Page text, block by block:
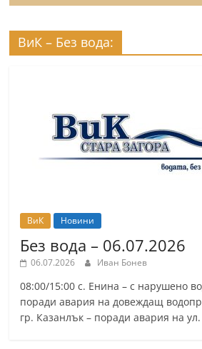
ВиК – Без вода:
ВиК Новини
Без вода – 06.07.2026
06.07.2026 Иван Бонев
08:00/15:00 с. Енина – с нарушено
поради авария на довеждащ
гр. Казанлък – поради авария на ул.